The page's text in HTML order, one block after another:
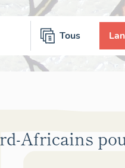
Tous
Africains